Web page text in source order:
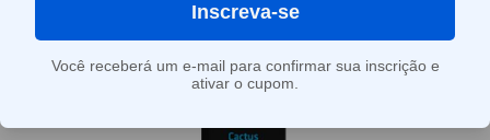
Inscreva-se
Você receberá um e-mail para confirmar sua inscrição e
ativar o cupom.